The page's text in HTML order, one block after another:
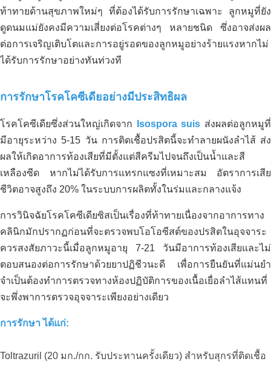
ท้าทายด้านสุขภาพใหม่ๆ ที่ต้องได้รับการรักษาเฉพาะ ลูกหมูที่ยัง
ดูดนมแม่ยังคงมีความเสี่ยงต่อโรคต่างๆ หลายชนิด ซึ่งอาจส่งผล
ต่อการเจริญเติบโตและการอยู่รอดของลูกหมูอย่างร้ายแรงหากไม่
ได้รับการรักษาอย่างทันท่วงที
การรักษาโรคโคซีเดียอย่างมีประสิทธิผล
โรคโคซีเดียซึ่งส่วนใหญ่เกิดจาก Isospora suis ส่งผลต่อลูกหมูที่
มีอายุระหว่าง 5-15 วัน การติดเชื้อปรสิตนี้จะทำลายผนังลำไส้ ส่ง
ผลให้เกิดอาการท้องเสียที่มีตั้งแต่สีครีมไปจนถึงเป็นน้ำและสี
เหลืองซีด หากไม่ได้รับการแทรกแซงที่เหมาะสม อัตราการเสีย
ชีวิตอาจสูงถึง 20% ในระบบการผลิตทั้งในร่มและกลางแจ้ง
การวินิจฉัยโรคโคซีเดียซิสเป็นเรื่องที่ท้าทายเนื่องจากอาการทาง
คลินิกมักปรากฏก่อนที่จะตรวจพบโอโอซีสต์ของปรสิตในอุจจาระ
ควรสงสัยภาวะนี้เมื่อลูกหมูอายุ 7-21 วันมีอาการท้องเสียและไม่
ตอบสนองต่อการรักษาด้วยยาปฏิชีวนะดี เพื่อการยืนยันที่แม่นยำ
จำเป็นต้องทำการตรวจทางห้องปฏิบัติการของเนื้อเยื่อลำไส้แทนที่
จะพึ่งพาการตรวจอุจจาระเพียงอย่างเดียว
การรักษา ได้แก่:
Toltrazuril (20 มก./กก. รับประทานครั้งเดียว) สำหรับสุกรที่ติดเชื้อ
การพัฒนาสวนทุเรียนอินทรีย์